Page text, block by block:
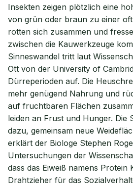
Insekten zeigen plötzlich eine
von grün oder braun zu einer
rotten sich zusammen und
zwischen die Kauwerkzeuge
Sinneswandel tritt laut
Ott von der University of
Dürreperioden auf. Die
mehr genügend Nahrung und
auf fruchtbaren Flächen
leiden an Frust und Hunger. Die
dazu, gemeinsam neue
erklärt der Biologe Stephen
Untersuchungen der
dass das Eiweiß namens Protein
Drahtzieher für das